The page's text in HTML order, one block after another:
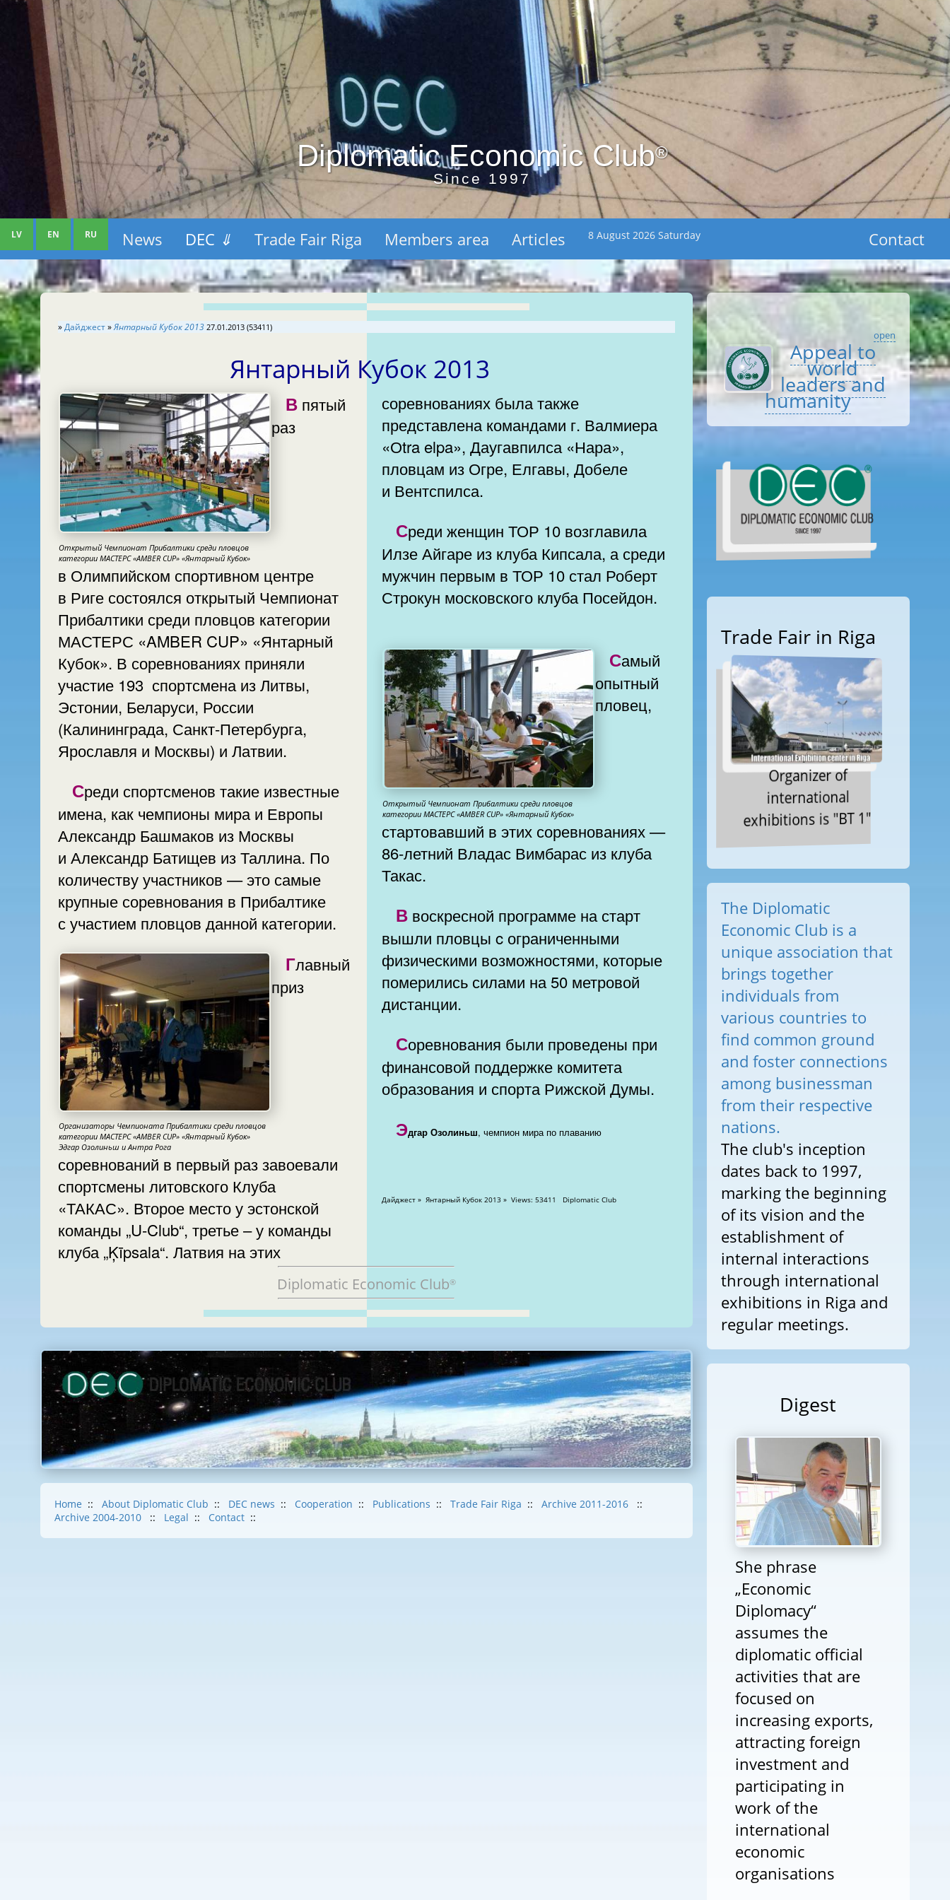
Diplomatic Economic Club®
Since 1997
LV EN RU News DEC ⇓ Trade Fair Riga Members area Articles 8 August 2026 Saturday Contact
»Дайджест»Янтарный Кубок 2013 27.01.2013 (53411)
Янтарный Кубок 2013
Открытый Чемпионат Прибалтики среди пловцов
категории МАСТЕРС «AMBER CUP» «Янтарный Кубок»
В пятый
раз
в Олимпийском спортивном центре
в Риге состоялся открытый Чемпионат
Прибалтики среди пловцов категории
МАСТЕРС «AMBER CUP» «Янтарный
Кубок». В соревнованиях приняли
участие 193 спортсмена из Литвы,
Эстонии, Беларуси, России
(Калининграда, Санкт-Петербурга,
Ярославля и Москвы) и Латвии.
Среди спортсменов такие известные
имена, как чемпионы мира и Европы
Александр Башмаков из Москвы
и Александр Батищев из Таллина. По
количеству участников — это самые
крупные соревнования в Прибалтике
с участием пловцов данной категории.
Организаторы Чемпионата Прибалтики среди пловцов
категории МАСТЕРС «AMBER CUP» «Янтарный Кубок»
Эдгар Озолиньш и Антра Рога
Главный
приз
соревнований в первый раз завоевали
спортсмены литовского Клуба
«ТАКАС». Второе место у эстонской
команды „U-Club“, третье – у команды
клуба „Ķīpsala“. Латвия на этих
соревнованиях была также
представлена командами г. Валмиера
«Оtra elpa», Даугавпилса «Нара»,
пловцам из Огре, Елгавы, Добеле
и Вентспилса.
Среди женщин ТОР 10 возглавила
Илзе Айгаре из клуба Кипсала, а среди
мужчин первым в ТОР 10 стал Роберт
Строкун московского клуба Посейдон.
Открытый Чемпионат Прибалтики среди пловцов
категории МАСТЕРС «AMBER CUP» «Янтарный Кубок»
Самый
опытный
пловец,
стартовавший в этих соревнованиях —
86-летний Владас Вимбарас из клуба
Такас.
В воскресной программе на старт
вышли пловцы c ограниченными
физическими возможностями, которые
померились силами на 50 метровой
дистанции.
Соревнования были проведены при
финансовой поддержке комитета
образования и спорта Рижской Думы.
Эдгар Озолиньш, чемпион мира по плаванию
Дайджест » Янтарный Кубок 2013 » Views: 53411 Diplomatic Club
Diplomatic Economic Club®
Home :: About Diplomatic Club :: DEC news :: Cooperation :: Publications :: Trade Fair Riga :: Archive 2011-2016
::
Archive 2004-2010
:: Legal :: Contact ::
open
Appeal to
world
leaders and
humanity
Trade Fair in Riga
Organizer of
international
exhibitions is "BT 1"
The Diplomatic
Economic Club is a
unique association that
brings together
individuals from
various countries to
find common ground
and foster connections
among businessman
from their respective
nations.
The club's inception
dates back to 1997,
marking the beginning
of its vision and the
establishment of
internal interactions
through international
exhibitions in Riga and
regular meetings.
Digest
She phrase
„Economic
Diplomacy“
assumes the
diplomatic official
activities that are
focused on
increasing exports,
attracting foreign
investment and
participating in
work of the
international
economic
organisations